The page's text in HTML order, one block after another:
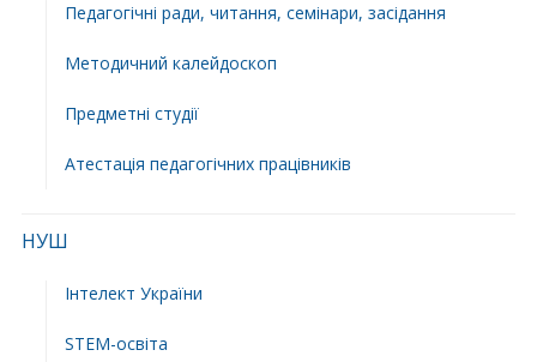
Педагогічні ради, читання, семінари, засідання
Методичний калейдоскоп
Предметні студії
Атестація педагогічних працівників
НУШ
Інтелект України
STEM-освіта